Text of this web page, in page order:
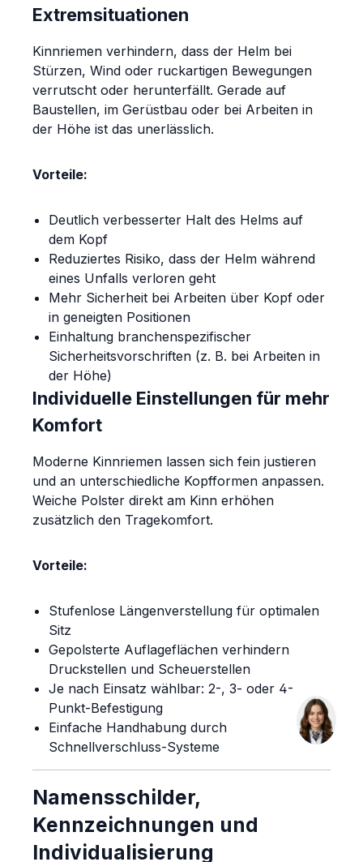
Extremsituationen
Kinnriemen verhindern, dass der Helm bei
Stürzen, Wind oder ruckartigen Bewegungen
verrutscht oder herunterfällt. Gerade auf
Baustellen, im Gerüstbau oder bei Arbeiten in
der Höhe ist das unerlässlich.
Vorteile:
Deutlich verbesserter Halt des Helms auf
dem Kopf
Reduziertes Risiko, dass der Helm während
eines Unfalls verloren geht
Mehr Sicherheit bei Arbeiten über Kopf oder
in geneigten Positionen
Einhaltung branchenspezifischer
Sicherheitsvorschriften (z. B. bei Arbeiten in
der Höhe)
Individuelle Einstellungen für mehr
Komfort
Moderne Kinnriemen lassen sich fein justieren
und an unterschiedliche Kopfformen anpassen.
Weiche Polster direkt am Kinn erhöhen
zusätzlich den Tragekomfort.
Vorteile:
Stufenlose Längenverstellung für optimalen
Sitz
Gepolsterte Auflageflächen verhindern
Druckstellen und Scheuerstellen
Je nach Einsatz wählbar: 2-, 3- oder 4-
Punkt-Befestigung
Einfache Handhabung durch
Schnellverschluss-Systeme
Namensschilder,
Kennzeichnungen und
Individualisierung